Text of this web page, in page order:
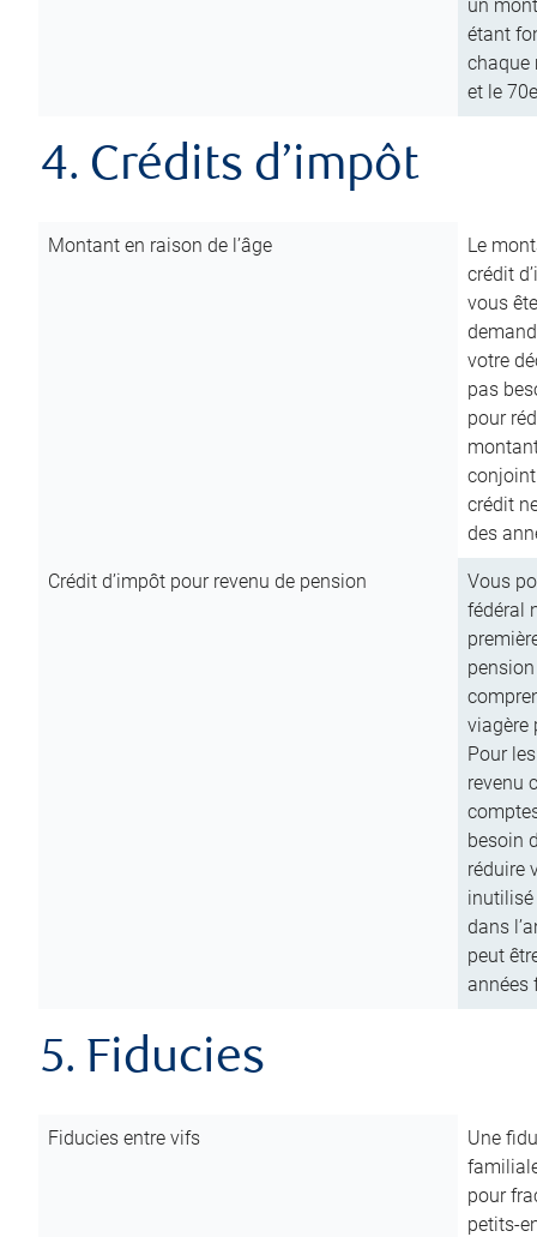
un
étant
chaque
et le
4. Crédits d’impôt
Montant en raison de l’âge
Le
crédit
vous
votre
pas
pour
conjoint
crédit
des
Crédit d’impôt pour revenu de pension
Vous
fédéral
viagère
Pour
revenu
besoin
réduire
inutilisé
dans
peut
années
5. Fiducies
Fiducies entre vifs
Une
pour
petits-